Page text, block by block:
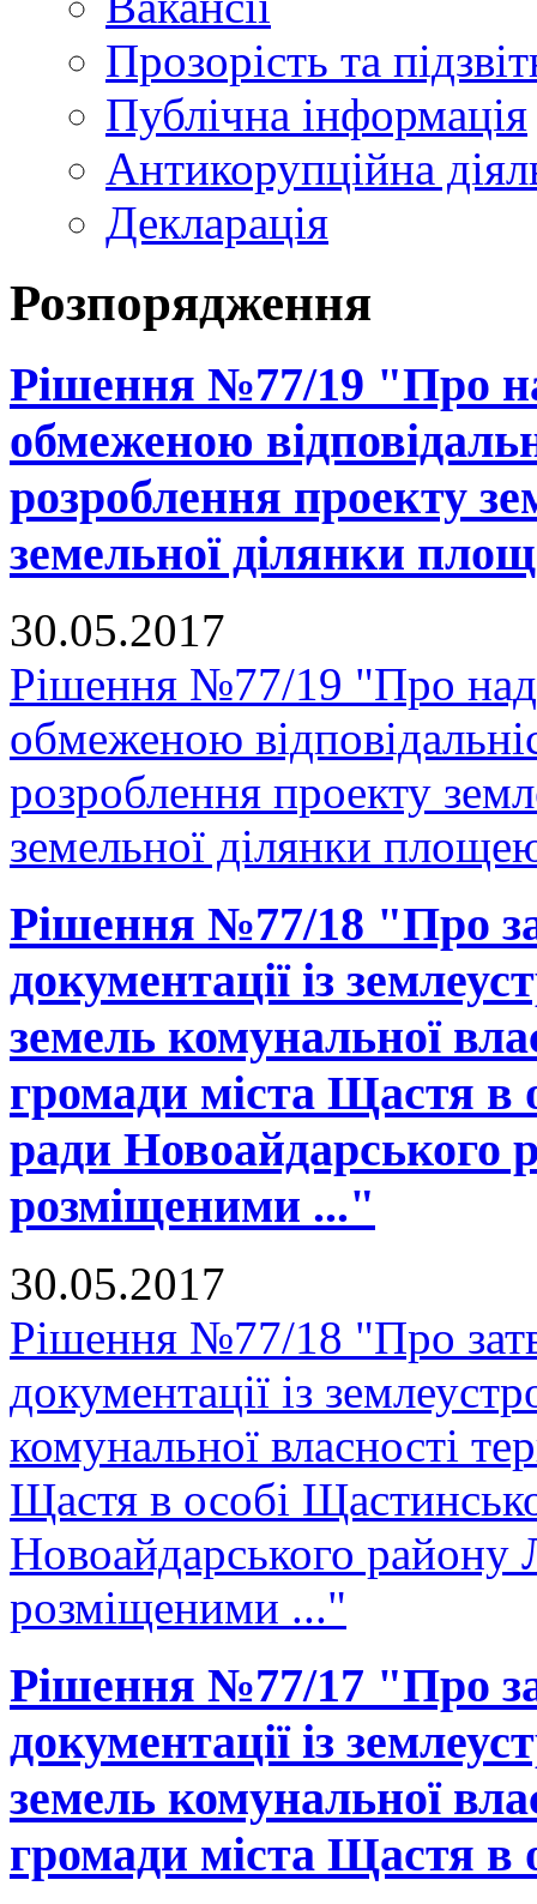
Прозорість та
Публічна інформація
Антикорупційна
Декларація
Розпорядження
Рішення №77/19 "Про
обмеженою
розроблення проекту
земельної ділянки
30.05.2017
Рішення №77/19 "Про
обмеженою
розроблення проекту
земельної ділянки
Рішення №77/18 "Про
документації із
земель комунальної
громади міста Щастя в
ради Новоайдарського
розміщеними ..."
30.05.2017
Рішення №77/18 "Про
документації із
комунальної власності
Щастя в особі
Новоайдарського району
розміщеними ..."
Рішення №77/17 "Про
документації із
земель комунальної
громади міста Щастя в